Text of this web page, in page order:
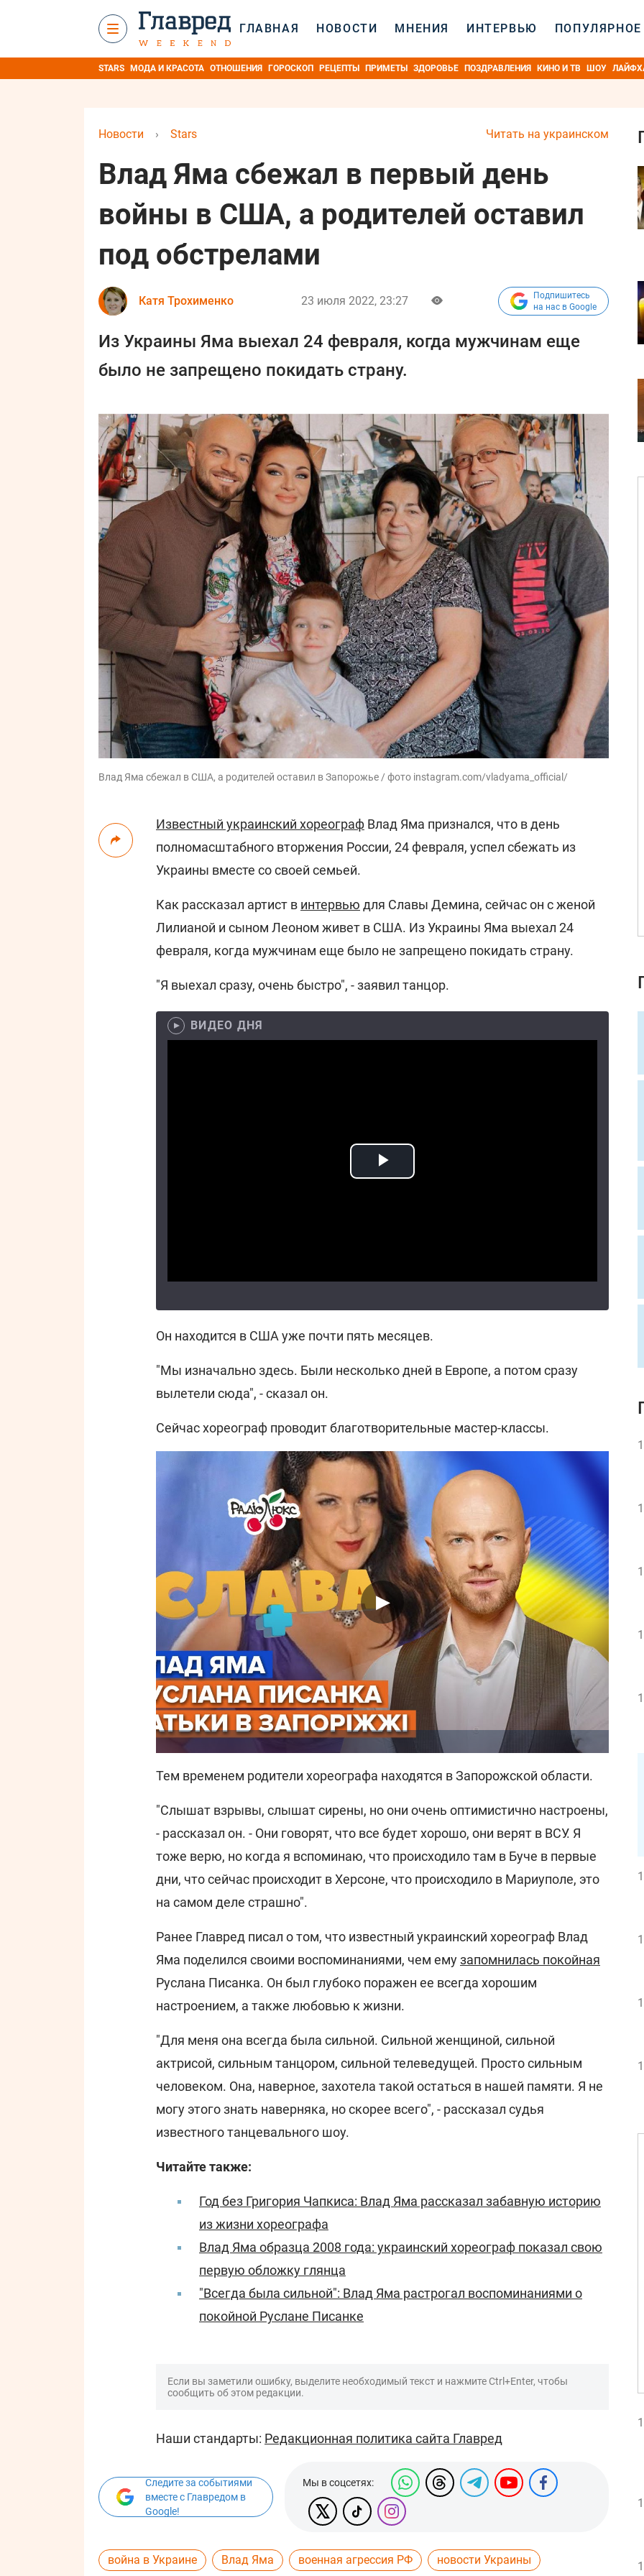
ГЛАВНАЯ НОВОСТИ МНЕНИЯ ИНТЕРВЬЮ ПОПУЛЯРНОЕ
STARS МОДА И КРАСОТА ОТНОШЕНИЯ ГОРОСКОП РЕЦЕПТЫ ПРИМЕТЫ ЗДОРОВЬЕ ПОЗДРАВЛЕНИЯ КИНО И ТВ ШОУ
Читать на украинском
Новости › Stars
Влад Яма сбежал в первый день
войны в США, а родителей оставил
под обстрелами
Катя Трохименко 23 июля 2022, 23:27
Подпишитесь
на нас в Google
Из Украины Яма выехал 24 февраля, когда мужчинам еще
было не запрещено покидать страну.
Влад Яма сбежал в США, а родителей оставил в Запорожье / фото instagram.com/vladyama_official/
Известный украинский хореограф Влад Яма признался, что в день
полномасштабного вторжения России, 24 февраля, успел сбежать из
Украины вместе со своей семьей.
Как рассказал артист в интервью для Славы Демина, сейчас он с женой
Лилианой и сыном Леоном живет в США. Из Украины Яма выехал 24
февраля, когда мужчинам еще было не запрещено покидать страну.
"Я выехал сразу, очень быстро", - заявил танцор.
ВИДЕО ДНЯ
Он находится в США уже почти пять месяцев.
"Мы изначально здесь. Были несколько дней в Европе, а потом сразу
вылетели сюда", - сказал он.
Сейчас хореограф проводит благотворительные мастер-классы.
Тем временем родители хореографа находятся в Запорожской области.
"Слышат взрывы, слышат сирены, но они очень оптимистично настроены,
- рассказал он. - Они говорят, что все будет хорошо, они верят в ВСУ. Я
тоже верю, но когда я вспоминаю, что происходило там в Буче в первые
дни, что сейчас происходит в Херсоне, что происходило в Мариуполе, это
на самом деле страшно".
Ранее Главред писал о том, что известный украинский хореограф Влад
Яма поделился своими воспоминаниями, чем емузапомнилась покойная
Руслана Писанка. Он был глубоко поражен ее всегда хорошим
настроением, а также любовью к жизни.
"Для меня она всегда была сильной. Сильной женщиной, сильной
актрисой, сильным танцором, сильной телеведущей. Просто сильным
человеком. Она, наверное, захотела такой остаться в нашей памяти. Я не
могу этого знать наверняка, но скорее всего", - рассказал судья
известного танцевального шоу.
Читайте также:
Год без Григория Чапкиса: Влад Яма рассказал забавную историю
из жизни хореографа
Влад Яма образца 2008 года: украинский хореограф показал свою
первую обложку глянца
"Всегда была сильной": Влад Яма растрогал воспоминаниями о
покойной Руслане Писанке
Если вы заметили ошибку, выделите необходимый текст и нажмите Ctrl+Enter, чтобы
сообщить об этом редакции.
Наши стандарты: Редакционная политика сайта Главред
Следите за событиями
вместе с Главредом в
Google!
Мы в соцсетях:
война в Украине Влад Яма военная агрессия РФ новости Украины